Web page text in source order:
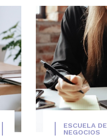
ESCUELA DE
NEGOCIOS